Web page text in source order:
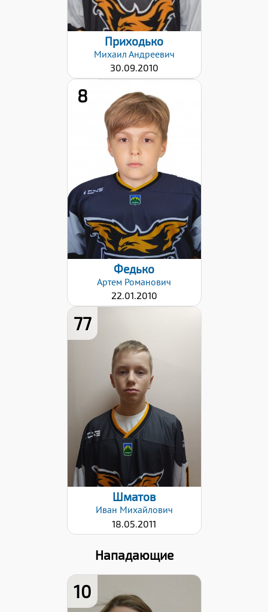
Приходько
Михаил Андреевич
30.09.2010
8
Хват клюшки:
Левый
Дата заявки:
25.10.2022
Федько
Артем Романович
22.01.2010
77
Хват клюшки:
Левый
Дата заявки:
25.10.2022
Шматов
Иван Михайлович
18.05.2011
Нападающие
10